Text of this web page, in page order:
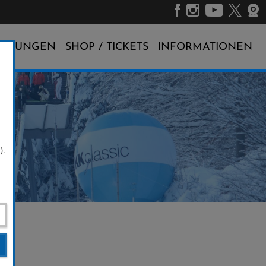
SHOP / TICKETS INFORMATIONEN